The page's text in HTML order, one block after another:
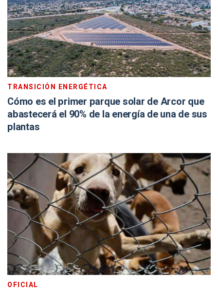
TRANSICIÓN ENERGÉTICA
Cómo es el primer parque solar de Arcor que
abastecerá el 90% de la energía de una de sus
plantas
OFICIAL